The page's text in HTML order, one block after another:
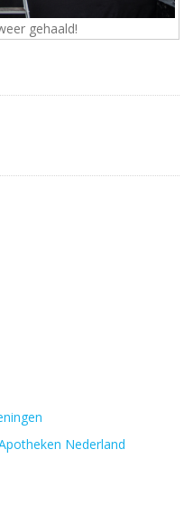
gehaald!
Nederland